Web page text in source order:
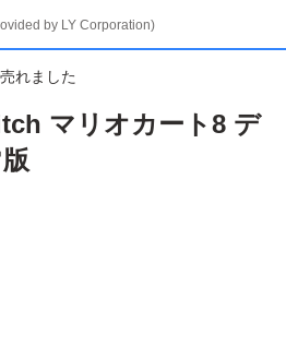
by LY Corporation)
れました
マリオカート8 デ